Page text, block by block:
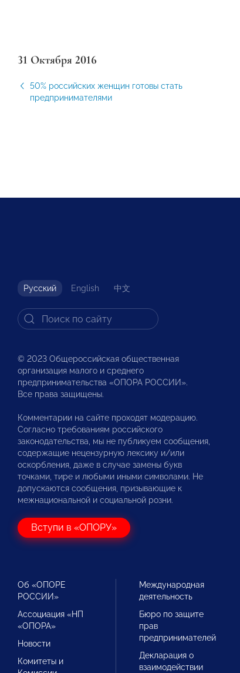
31 Октября 2016
50% российских женщин готовы стать
предпринимателями
Русский English 中文
© 2023 Общероссийская общественная
организация малого и среднего
предпринимательства «ОПОРА РОССИИ».
Все права защищены.
Комментарии на сайте проходят модерацию.
Согласно требованиям российского
законодательства, мы не публикуем сообщения,
содержащие нецензурную лексику и/или
оскорбления, даже в случае замены букв
точками, тире и любыми иными символами. Не
допускаются сообщения, призывающие к
межнациональной и социальной розни.
Вступи в «ОПОРУ»
Об «ОПОРЕ
РОССИИ»
Ассоциация «НП
«ОПОРА»
Новости
Комитеты и
Международная
деятельность
Бюро по защите
прав
предпринимателей
Декларация о
взаимодействии